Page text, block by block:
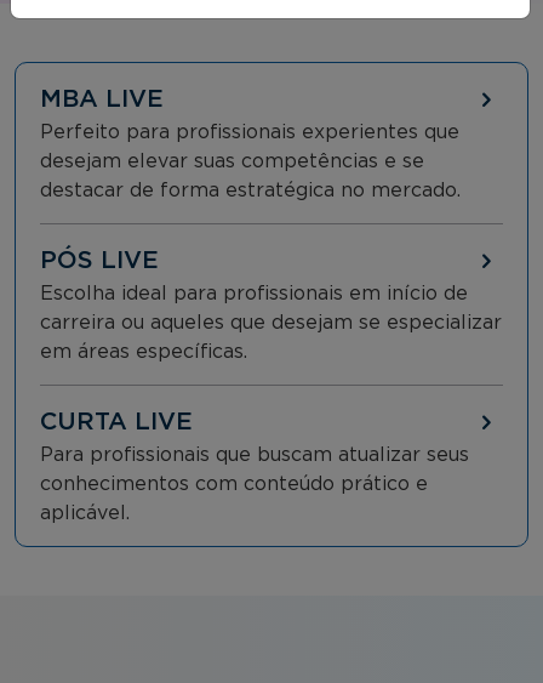
MBA LIVE
Perfeito para profissionais experientes que
desejam elevar suas competências e se
destacar de forma estratégica no mercado.
PÓS LIVE
Escolha ideal para profissionais em início de
carreira ou aqueles que desejam se especializar
em áreas específicas.
CURTA LIVE
Para profissionais que buscam atualizar seus
conhecimentos com conteúdo prático e
aplicável.